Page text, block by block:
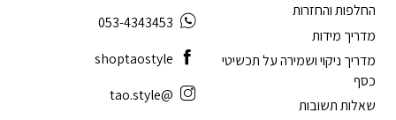
החלפות והחזרות
מדריך מידות
מדריך ניקוי ושמירה על תכשיטי
כסף
שאלות תשובות
053-4343453
shoptaostyle
@tao.style